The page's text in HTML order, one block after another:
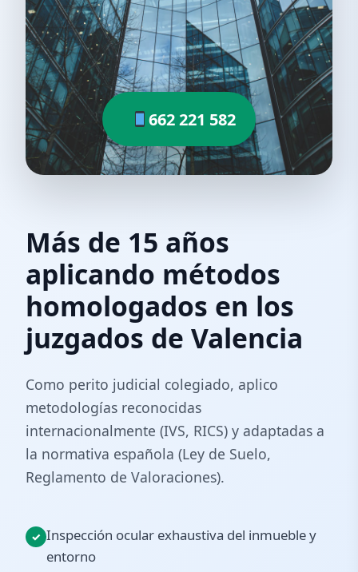
Más de 15 años
aplicando métodos
homologados en los
juzgados de Valencia
Como perito judicial colegiado, aplico
metodologías reconocidas
internacionalmente (IVS, RICS) y adaptadas a
la normativa española (Ley de Suelo,
Reglamento de Valoraciones).
Inspección ocular exhaustiva del inmueble y
entorno
662 221 582